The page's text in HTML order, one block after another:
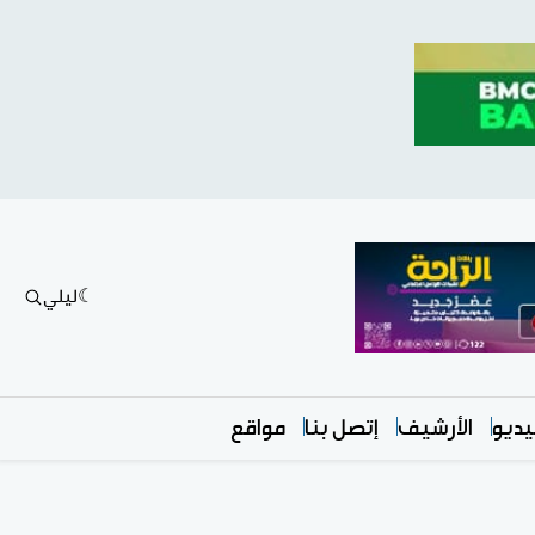
ليلي
الأرشيف إتصل بنا مواقع